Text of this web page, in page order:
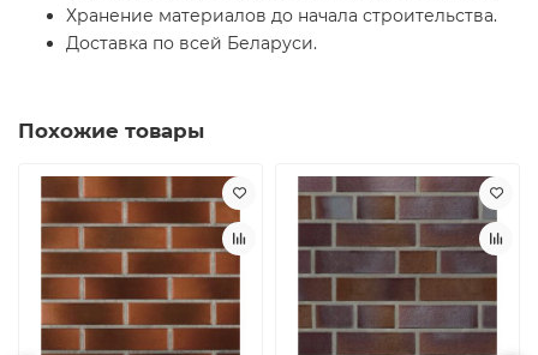
Хранение материалов до начала строительства.
Доставка по всей Беларуси.
Похожие товары